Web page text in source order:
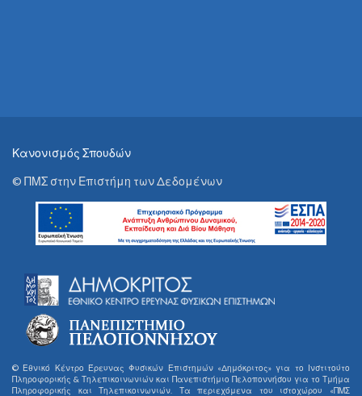
Κανονισμός Σπουδών
© ΠΜΣ στην Επιστήμη των Δεδομένων
© Εθνικό Κέντρο Έρευνας Φυσικών Επιστημών «Δημόκριτος» για το Ινστιτούτο
Πληροφορικής & Τηλεπικοινωνιών και Πανεπιστήμιο Πελοποννήσου για το Τμήμα
Πληροφορικής και Τηλεπικοινωνιών. Τα περιεχόμενα του ιστοχώρου «ΠΜΣ